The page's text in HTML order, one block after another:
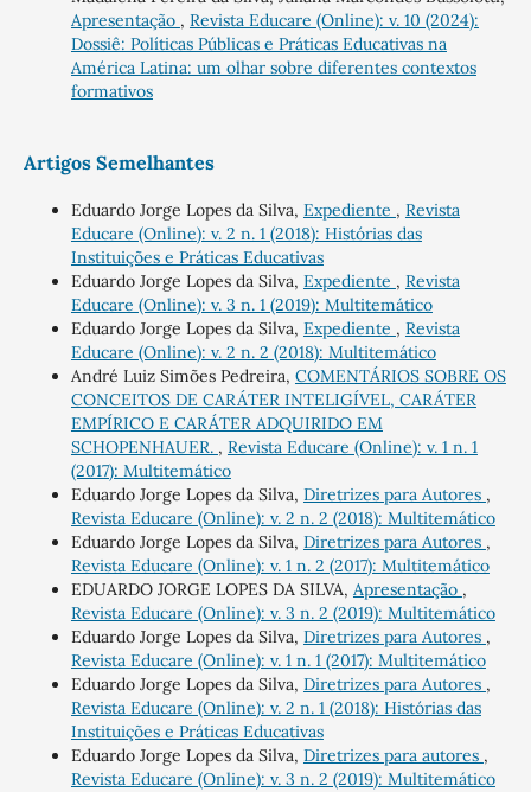
Apresentação , Revista Educare (Online): v. 10 (2024):
Dossiê: Políticas Públicas e Práticas Educativas na
América Latina: um olhar sobre diferentes contextos
formativos
Artigos Semelhantes
Eduardo Jorge Lopes da Silva, Expediente , Revista
Educare (Online): v. 2 n. 1 (2018): Histórias das
Instituições e Práticas Educativas
Eduardo Jorge Lopes da Silva, Expediente , Revista
Educare (Online): v. 3 n. 1 (2019): Multitemático
Eduardo Jorge Lopes da Silva, Expediente , Revista
Educare (Online): v. 2 n. 2 (2018): Multitemático
André Luiz Simões Pedreira, COMENTÁRIOS SOBRE OS
CONCEITOS DE CARÁTER INTELIGÍVEL, CARÁTER
EMPÍRICO E CARÁTER ADQUIRIDO EM
SCHOPENHAUER. , Revista Educare (Online): v. 1 n. 1
(2017): Multitemático
Eduardo Jorge Lopes da Silva, Diretrizes para Autores ,
Revista Educare (Online): v. 2 n. 2 (2018): Multitemático
Eduardo Jorge Lopes da Silva, Diretrizes para Autores ,
Revista Educare (Online): v. 1 n. 2 (2017): Multitemático
EDUARDO JORGE LOPES DA SILVA, Apresentação ,
Revista Educare (Online): v. 3 n. 2 (2019): Multitemático
Eduardo Jorge Lopes da Silva, Diretrizes para Autores ,
Revista Educare (Online): v. 1 n. 1 (2017): Multitemático
Eduardo Jorge Lopes da Silva, Diretrizes para Autores ,
Revista Educare (Online): v. 2 n. 1 (2018): Histórias das
Instituições e Práticas Educativas
Eduardo Jorge Lopes da Silva, Diretrizes para autores ,
Revista Educare (Online): v. 3 n. 2 (2019): Multitemático